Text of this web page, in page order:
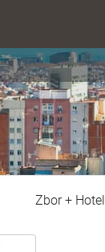
Zbor + Hotel